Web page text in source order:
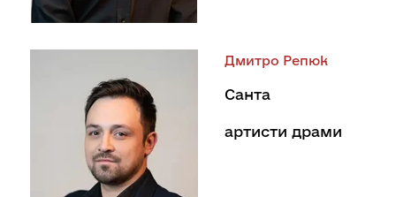
Дмитро Репюк
Санта
артисти драми